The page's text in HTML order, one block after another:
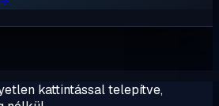
kattintással telepítve,